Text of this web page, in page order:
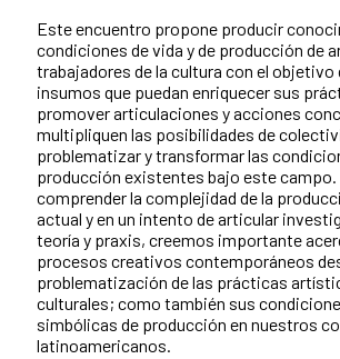
Este encuentro propone producir
condiciones de vida y de producción de
trabajadores de la cultura con el objetivo
insumos que puedan enriquecer sus
promover articulaciones y acciones
multipliquen las posibilidades de
problematizar y transformar las
producción existentes bajo este campo.
comprender la complejidad de la
actual y en un intento de articular
teoría y praxis, creemos importante
procesos creativos contemporáneos
problematización de las prácticas
culturales; como también sus
simbólicas de producción en nuestros
latinoamericanos.